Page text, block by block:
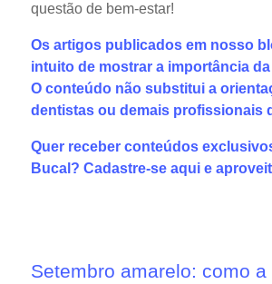
questão de bem-estar!
Os artigos publicados em nosso
intuito de mostrar a importância
O conteúdo não substitui a
dentistas ou demais profissionais
Quer receber conteúdos
Bucal? Cadastre-se aquie
Setembro amarelo: como a